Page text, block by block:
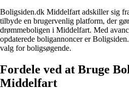
Boligsiden.dk Middelfart adskiller sig
tilbyde en brugervenlig platform, der
drømmeboligen i Middelfart. Med
opdaterede boligannoncer er
valg for boligsøgende.
Fordele ved at Bruge
Middelfart